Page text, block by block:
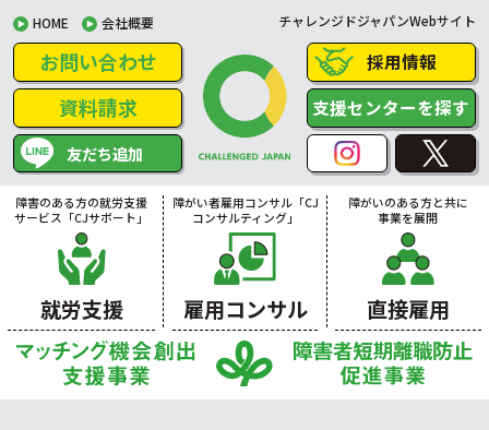
HOME 会社概要 チャレンジドジャパンWebサイト
お問い合わせ
資料請求
友だち追加
採用情報
支援センターを探す
障害のある方の就労支援
サービス「CJサポート」
就労支援
障がい者雇用コンサル「CJ
コンサルティング」
雇用コンサル
障がいのある方と共に
事業を展開
直接雇用